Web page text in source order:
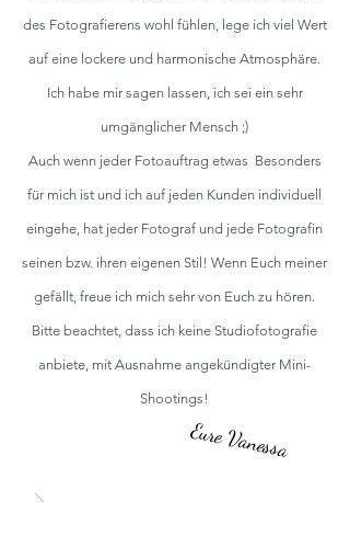
des Fotografierens wohl fühlen, lege ich viel Wert
auf eine lockere und harmonische Atmosphäre.
Ich habe mir sagen lassen, ich sei ein sehr
umgänglicher Mensch ;)
Auch wenn jeder Fotoauftrag etwas Besonders
für mich ist und ich auf jeden Kunden individuell
eingehe, hat jeder Fotograf und jede Fotografin
seinen bzw. ihren eigenen Stil! Wenn Euch meiner
gefällt, freue ich mich sehr von Euch zu hören.
Bitte beachtet, dass ich keine Studiofotografie
anbiete, mit Ausnahme angekündigter Mini-
Shootings!
Eure Vanessa